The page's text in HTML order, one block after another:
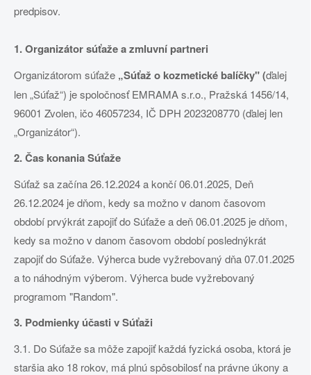
predpisov.
1. Organizátor súťaže a zmluvní partneri
Organizátorom súťaže „Súťaž o kozmetické balíčky"(ďalej
len „Súťaž“) je spoločnosť EMRAMA s.r.o., Pražská 1456/14,
96001 Zvolen, ičo 46057234, IČ DPH 2023208770 (ďalej len
„Organizátor“).
2. Čas konania Súťaže
Súťaž sa začína 26.12.2024 a končí 06.01.2025, Deň
26.12.2024 je dňom, kedy sa možno v danom časovom
období prvýkrát zapojiť do Súťaže a deň 06.01.2025 je dňom,
kedy sa možno v danom časovom období poslednýkrát
zapojiť do Súťaže. Výherca bude vyžrebovaný dňa 07.01.2025
a to náhodným výberom. Výherca bude vyžrebovaný
programom "Random".
3. Podmienky účasti v Súťaži
3.1. Do Súťaže sa môže zapojiť každá fyzická osoba, ktorá je
staršia ako 18 rokov, má plnú spôsobilosť na právne úkony a